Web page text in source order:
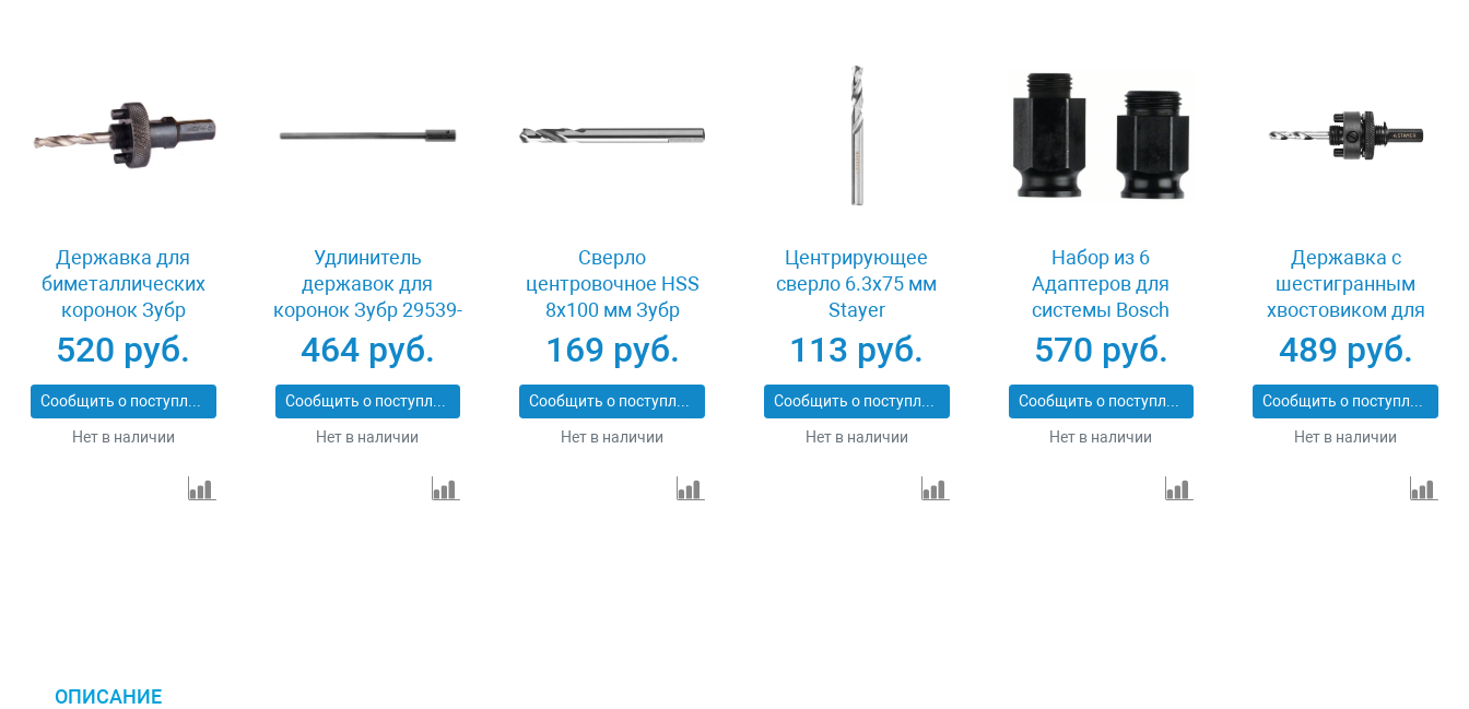
Державка для
биметаллических
коронок Зубр
29534_z01
520 руб.
Сообщить о поступлении
Нет в наличии
Удлинитель
державок для
коронок Зубр 29539-
300
464 руб.
Сообщить о поступлении
Нет в наличии
Сверло
центровочное HSS
8х100 мм Зубр
ПРОФИ 29519
169 руб.
Сообщить о поступлении
Нет в наличии
Центрирующее
сверло 6.3x75 мм
Stayer
PROFESSIONAL
29552-06
113 руб.
Сообщить о поступлении
Нет в наличии
Набор из 6
Адаптеров для
системы Bosch
Power Change
2608584682
570 руб.
Сообщить о поступлении
Нет в наличии
Державка с
шестигранным
хвостовиком для
биметаллической
коронки 32-200 мм
Stayer
PROFESSIONAL
29548
489 руб.
Сообщить о поступлении
Нет в наличии
ОПИСАНИЕ